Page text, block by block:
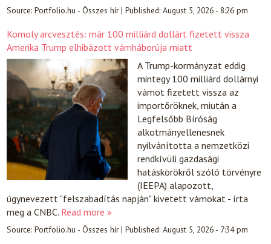
Source:Portfolio.hu - Összes hír|Published:August 5, 2026 - 8:26 pm
Komoly arcvesztés: már 100 milliárd dollárt fizetett vissza
Amerika Trump elhibázott vámháborúja miatt
A Trump-kormányzat eddig
mintegy 100 milliárd dollárnyi
vámot fizetett vissza az
importőröknek, miután a
Legfelsőbb Bíróság
alkotmányellenesnek
nyilvánította a nemzetközi
rendkívüli gazdasági
hatáskörökről szóló törvényre
(IEEPA) alapozott,
úgynevezett "felszabadítás napján" kivetett vámokat - írta
meg a CNBC. Read more »
Source:Portfolio.hu - Összes hír|Published:August 5, 2026 - 7:34 pm